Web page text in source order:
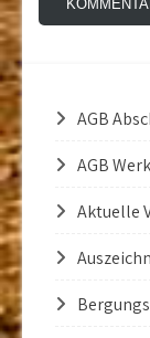
AGB
AGB
Aktuelle